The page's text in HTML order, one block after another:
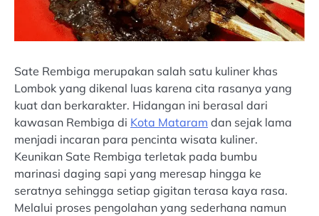
Sate Rembiga merupakan salah satu kuliner khas
Lombok yang dikenal luas karena cita rasanya yang
kuat dan berkarakter. Hidangan ini berasal dari
kawasan Rembiga di Kota Mataram dan sejak lama
menjadi incaran para pencinta wisata kuliner.
Keunikan Sate Rembiga terletak pada bumbu
marinasi daging sapi yang meresap hingga ke
seratnya sehingga setiap gigitan terasa kaya rasa.
Melalui proses pengolahan yang sederhana namun